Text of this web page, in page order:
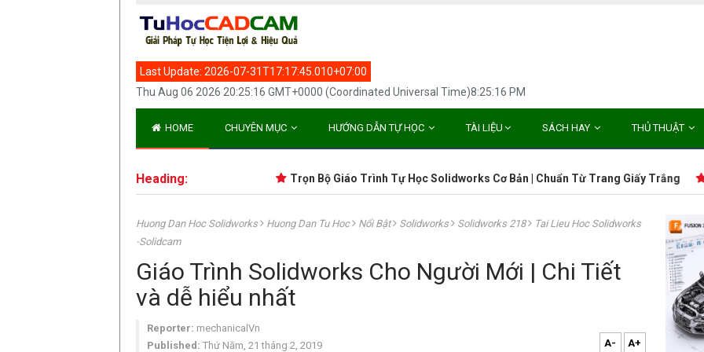
Last Update: 2026-07-31T17:17:45.010+07:00
Thu Aug 06 2026 20:25:16 GMT+0000 (Coordinated Universal Time)8:25:16 PM
HOME CHUYÊN MỤC HƯỚNG DẪN TỰ HỌC TÀI LIỆU SÁCH HAY THỦ THUẬT
Heading: Trọn Bộ Giáo Trình Tự Học Solidworks Cơ Bản | Chuẩn Từ Trang Giấy Trắng
Huong Dan Hoc Solidworks Huong Dan Tu Hoc Nổi Bật Solidworks Solidworks 218
Tai Lieu Hoc Solidworks
-Solidcam
Giáo Trình Solidworks Cho Người Mới | Chi Tiết
và dễ hiểu nhất
Reporter: mechanicalVn
Published: Thứ Năm, 21 tháng 2, 2019 A- A+